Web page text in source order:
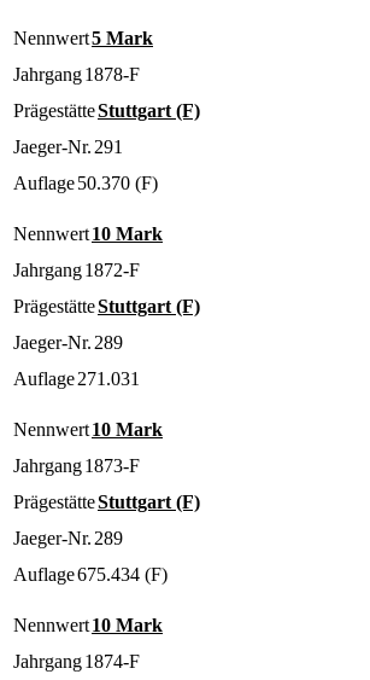
Nennwert5 Mark
Jahrgang1878-F
PrägestätteStuttgart (F)
Jaeger-Nr. 291
Auflage50.370 (F)
Nennwert10 Mark
Jahrgang1872-F
PrägestätteStuttgart (F)
Jaeger-Nr. 289
Auflage271.031
Nennwert10 Mark
Jahrgang1873-F
PrägestätteStuttgart (F)
Jaeger-Nr. 289
Auflage675.434 (F)
Nennwert10 Mark
Jahrgang1874-F